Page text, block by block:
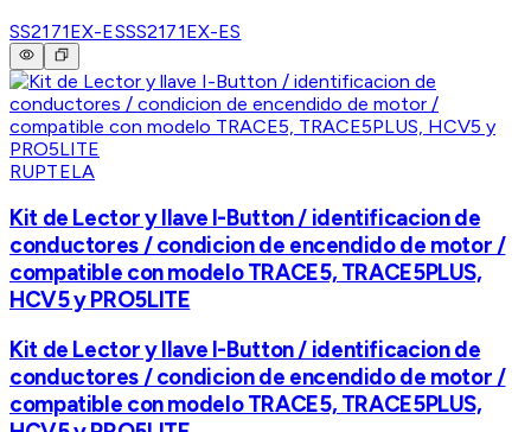
SS2171EX-ESSS2171EX-ES
RUPTELA
Kit de Lector y llave I-Button / identificacion de
conductores / condicion de encendido de motor /
compatible con modelo TRACE5, TRACE5PLUS,
HCV5 y PRO5LITE
Kit de Lector y llave I-Button / identificacion de
conductores / condicion de encendido de motor /
compatible con modelo TRACE5, TRACE5PLUS,